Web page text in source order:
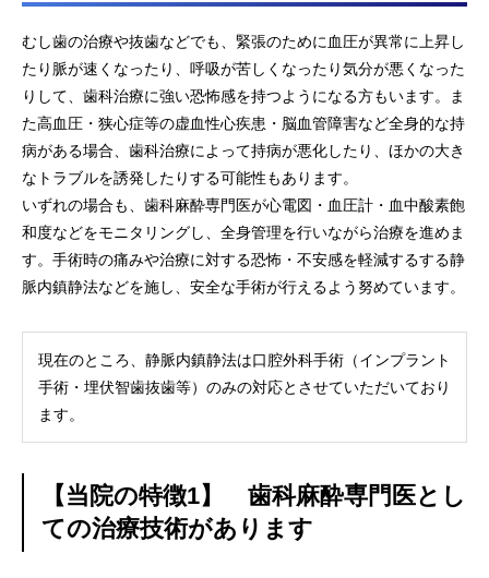
むし歯の治療や抜歯などでも、緊張のために血圧が異常に上昇し
たり脈が速くなったり、呼吸が苦しくなったり気分が悪くなった
りして、歯科治療に強い恐怖感を持つようになる方もいます。ま
た高血圧・狭心症等の虚血性心疾患・脳血管障害など全身的な持
病がある場合、歯科治療によって持病が悪化したり、ほかの大き
なトラブルを誘発したりする可能性もあります。
いずれの場合も、歯科麻酔専門医が心電図・血圧計・血中酸素飽
和度などをモニタリングし、全身管理を行いながら治療を進めま
す。手術時の痛みや治療に対する恐怖・不安感を軽減するする静
脈内鎮静法などを施し、安全な手術が行えるよう努めています。
現在のところ、静脈内鎮静法は口腔外科手術（インプラント
手術・埋伏智歯抜歯等）のみの対応とさせていただいており
ます。
【当院の特徴1】 歯科麻酔専門医とし
ての治療技術があります